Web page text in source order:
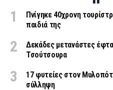
Πνίγηκε 40χρονη
παιδιά της
Δεκάδες μετανάστες
Τσούτσουρα
17 φυτείες στον
σύλληψη